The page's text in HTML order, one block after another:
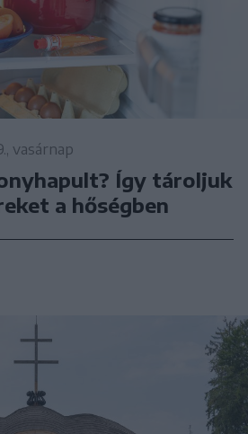
vasárnap
Így tároljuk
a hőségben